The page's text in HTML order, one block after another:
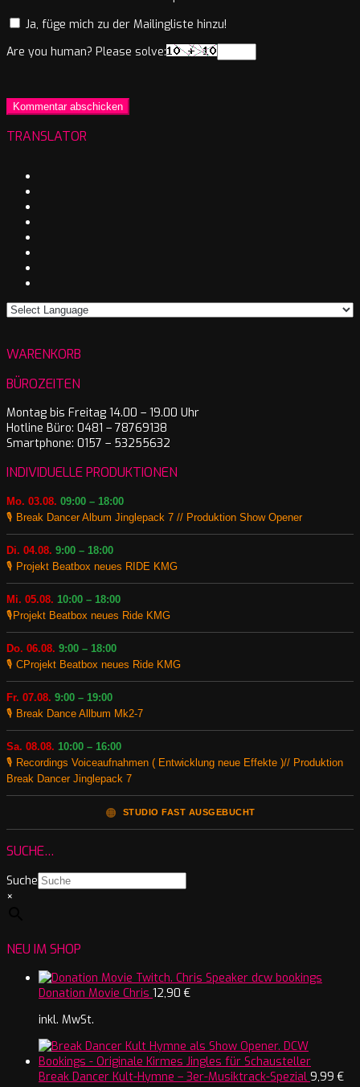
Ja, füge mich zu der Mailingliste hinzu!
Are you human? Please solve:
TRANSLATOR
WARENKORB
BÜROZEITEN
Montag bis Freitag 14.00 – 19.00 Uhr
Hotline Büro: 0481 – 78769138
Smartphone: 0157 – 53255632
INDIVIDUELLE PRODUKTIONEN
Mo. 03.08. 09:00 – 18:00
🎙️ Break Dancer Album Jinglepack 7 // Produktion Show Opener
Di. 04.08. 9:00 – 18:00
🎙️ Projekt Beatbox neues RIDE KMG
Mi. 05.08. 10:00 – 18:00
🎙️Projekt Beatbox neues Ride KMG
Do. 06.08. 9:00 – 18:00
🎙️ CProjekt Beatbox neues Ride KMG
Fr. 07.08. 9:00 – 19:00
🎙️ Break Dance Allbum Mk2-7
Sa. 08.08. 10:00 – 16:00
🎙️ Recordings Voiceaufnahmen ( Entwicklung neue Effekte )// Produktion
Break Dancer Jinglepack 7
🟠 STUDIO FAST AUSGEBUCHT
SUCHE…
Suche
×
NEU IM SHOP
Donation Movie Chris 12,90 €
inkl. MwSt.
Break Dancer Kult-Hymne – 3er-Musiktrack-Spezial 9,99 €